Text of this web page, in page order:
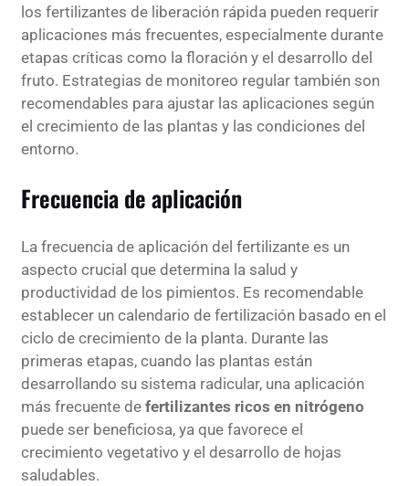
los fertilizantes de liberación rápida pueden requerir
aplicaciones más frecuentes, especialmente durante
etapas críticas como la floración y el desarrollo del
fruto. Estrategias de monitoreo regular también son
recomendables para ajustar las aplicaciones según
el crecimiento de las plantas y las condiciones del
entorno.
Frecuencia de aplicación
La frecuencia de aplicación del fertilizante es un
aspecto crucial que determina la salud y
productividad de los pimientos. Es recomendable
establecer un calendario de fertilización basado en el
ciclo de crecimiento de la planta. Durante las
primeras etapas, cuando las plantas están
desarrollando su sistema radicular, una aplicación
más frecuente de fertilizantes ricos en nitrógeno
puede ser beneficiosa, ya que favorece el
crecimiento vegetativo y el desarrollo de hojas
saludables.